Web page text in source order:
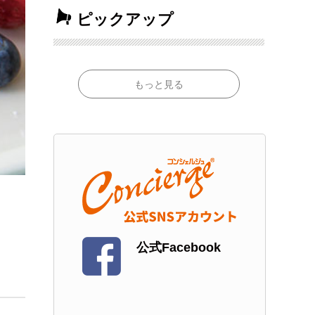
ピックアップ
もっと見る
公式Facebook